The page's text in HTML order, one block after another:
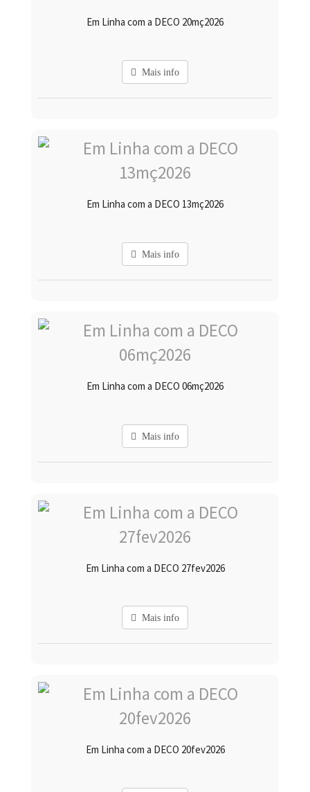
Em Linha com a DECO 20mç2026
Mais info
Em Linha com a DECO 13mç2026
Mais info
Em Linha com a DECO 06mç2026
Mais info
Em Linha com a DECO 27fev2026
Mais info
Em Linha com a DECO 20fev2026